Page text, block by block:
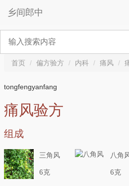
乡间郎中
首页 偏方验方 内科 痛风
tongfengyanfang
痛风验方
组成
三角风
6克
八角
6克